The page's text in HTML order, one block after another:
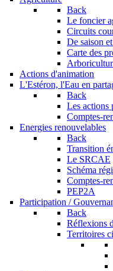
Back
Le foncier
Circuits
De saison
Carte des
Actions d'animation
L'Estéron, l'Eau en
Back
Les actions
Comptes-
Energies renouvelables
Back
Transition
Le SRCAE
Schéma
Comptes-
PEP2A
Participation /
Back
Réflexions
Territoires